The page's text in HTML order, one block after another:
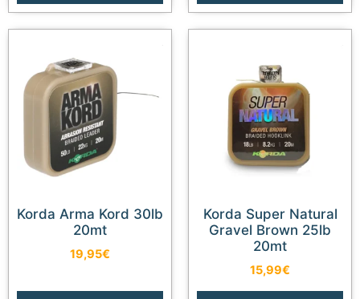
Korda Arma Kord 30lb
20mt
19,95€
Korda Super Natural
Gravel Brown 25lb
20mt
15,99€